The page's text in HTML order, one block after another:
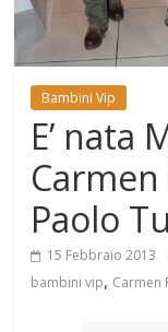
Mondo
Bambini Vip
E’ nata
Carmen
Paolo
15 Febbraio 2013
bambini vip, Carmen